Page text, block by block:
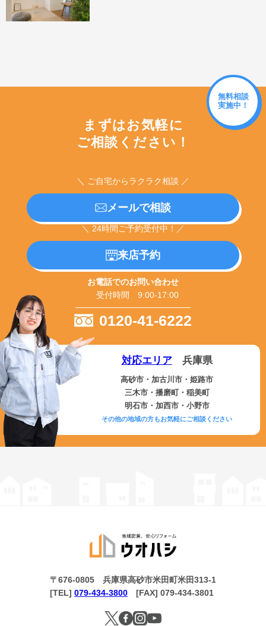
無料相談
実施中！
まずはお気軽に
ご相談ください！
＼ ご自宅からラクラク相談 ／
メールで相談
＼ 24時間ご予約受付中！／
来店予約
お電話でのお問い合わせ
受付時間 9:00-17:00
0120-41-6222
対応エリア兵庫県
高砂市・加古川市・姫路市
三木市・播磨町・稲美町
明石市・加西市・小野市
その他の地域の方もお気軽にご相談ください
〒676-0805 兵庫県高砂市米田町米田313-1
[TEL] 079-434-3800 [FAX] 079-434-3801